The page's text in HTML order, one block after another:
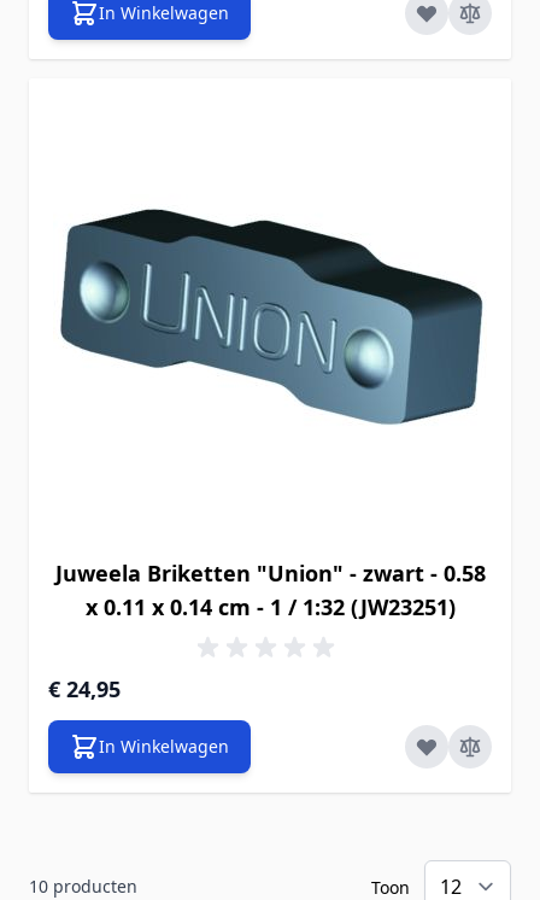
In Winkelwagen
Juweela Briketten "Union" - zwart - 0.58
x 0.11 x 0.14 cm - 1 / 1:32 (JW23251)
€ 24,95
In Winkelwagen
10 producten Toon